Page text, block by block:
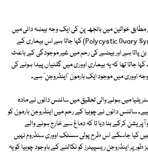
خواتین میں بانجھ پن کی ایک وجہ بیضہ دانی میں
خرابی ہے جسے (Polycystic Ovary Syndrome) کہا جاتا ہے اس بیماری کے
پاتا ہے اور بیضے کی رحم میں غیر موجودگی کے باعث
جاتا تھا کہ یہ بیماری اووری میں گلٹیاں پیدا ہونے کی
میں موجود ایک ہارمون 'اینڈروجن' ہے۔
میں ہونے والی تحقیق میں سائنس دانوں نے مادہ
سائنس دانوں نے چوہیا کے رحم میں اینڈروجن ہارمون کو
کرکے ہٹا دیا تا کہ دماغ سے خارج ہونے والے
کیا جاسکے اس طرح پولی سسٹک اووری سنڈروم نہیں
پر اینڈروجن ریسپیٹرز کو نکالنے کے باوجود چوہیا کو یہ